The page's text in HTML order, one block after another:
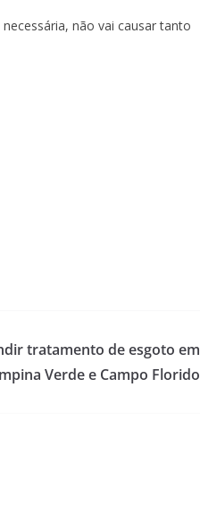
não vai causar tanto
tratamento de esgoto em
Verde e Campo Florido